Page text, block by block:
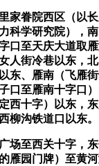
眷院西区（以长
科学研究院），
口至天庆大道取
人街冷巷以东，
东、雁南（飞雁街
口至雁南十字口
西十字）以东，
柳沟铁道口以东。
至西关十字，东
雁园门牌）至黄